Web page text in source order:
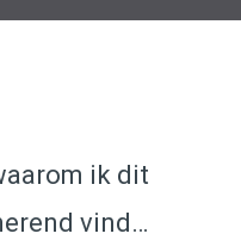
ik dit
vind…